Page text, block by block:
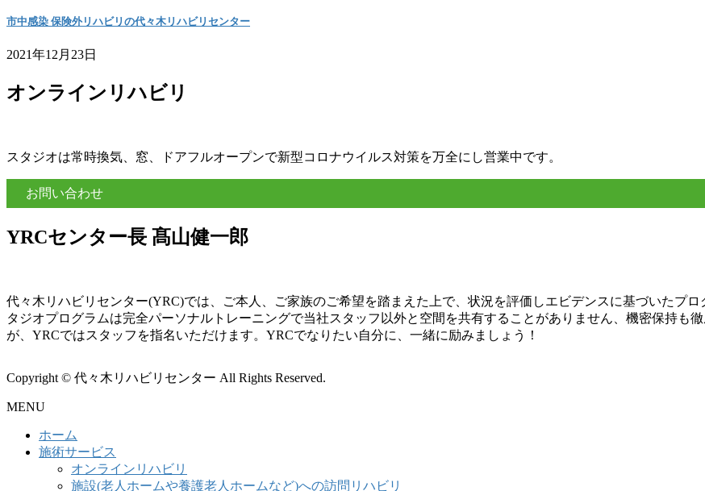
市中感染 保険外リハビリの代々木リハビリセンター
2021年12月23日
オンラインリハビリ
スタジオは常時換気、窓、ドアフルオープンで新型コロナウイルス対策を万全にし営業中です。
お問い合わせ
YRCセンター長 髙山健一郎
代々木リハビリセンター(YRC)では、ご本人、ご家族のご希望を踏まえた上で、状況を評価しエビデンスに基づいたプ
タジオプログラムは完全パーソナルトレーニングで当社スタッフ以外と空間を共有することがありません、機密保持も
が、YRCではスタッフを指名いただけます。YRCでなりたい自分に、一緒に励みましょう！
Copyright © 代々木リハビリセンター All Rights Reserved.
MENU
ホーム
施術サービス
オンラインリハビリ
施設(老人ホームや養護老人ホームなど)への訪問リハビリ